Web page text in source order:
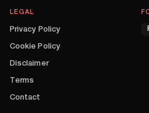
LEGAL
Privacy Policy
Cookie Policy
Disclaimer
Terms
Contact